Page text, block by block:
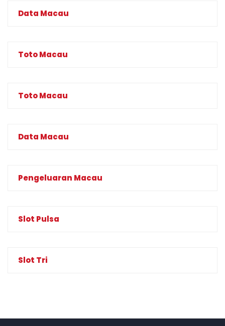
Data Macau
Toto Macau
Toto Macau
Data Macau
Pengeluaran Macau
Slot Pulsa
Slot Tri